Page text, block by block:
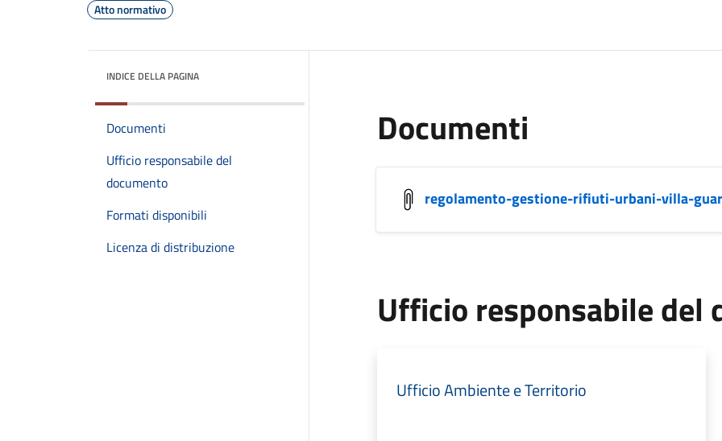
Atto normativo
INDICE DELLA PAGINA
Documenti
Ufficio responsabile del
documento
Formati disponibili
Licenza di distribuzione
Documenti
regolamento-gestione-rifiuti-urbani-villa-
Ufficio responsabile del
Ufficio Ambiente e Territorio